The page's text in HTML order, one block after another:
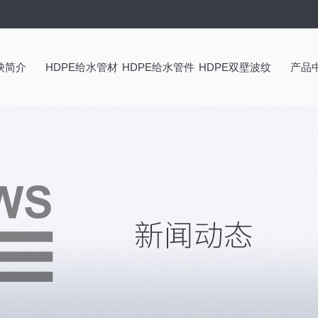
简介 HDPE给水管材 HDPE给水管件 HDPE双壁波纹 产品